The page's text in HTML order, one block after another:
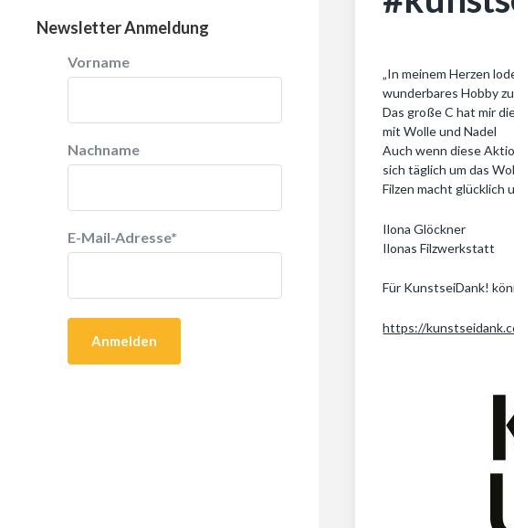
Newsletter Anmeldung
Vorname
Nachname
E-Mail-Adresse*
„In meinem Herzen
wunderbares Hobby
Das große C hat mir
mit Wolle und Nadel
Auch wenn diese
sich täglich um das
Filzen macht glücklich
Ilona Glöckner
Ilonas Filzwerkstatt
Für KunstseiDank!
https://